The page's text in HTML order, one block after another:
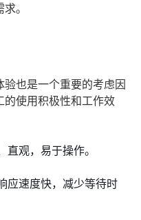
。
也是一个重要的考虑因
的使用积极性和工作效
直观，易于操作。
应速度快，减少等待时